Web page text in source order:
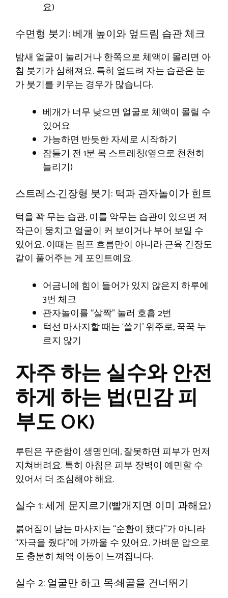
요)
수면형 붓기: 베개 높이와 엎드림 습관 체크
밤새 얼굴이 눌리거나 한쪽으로 체액이 몰리면 아
침 붓기가 심해져요. 특히 엎드려 자는 습관은 눈
가 붓기를 키우는 경우가 많습니다.
베개가 너무 낮으면 얼굴로 체액이 몰릴 수
있어요
가능하면 반듯한 자세로 시작하기
잠들기 전 1분 목 스트레칭(옆으로 천천히
늘리기)
스트레스·긴장형 붓기: 턱과 관자놀이가 힌트
턱을 꽉 무는 습관, 이를 악무는 습관이 있으면 저
작근이 뭉치고 얼굴이 커 보이거나 부어 보일 수
있어요. 이때는 림프 흐름만이 아니라 근육 긴장도
같이 풀어주는 게 포인트예요.
어금니에 힘이 들어가 있지 않은지 하루에
3번 체크
관자놀이를 “살짝” 눌러 호흡 2번
턱선 마사지할 때는 ‘쓸기’ 위주로, 꾹꾹 누
르지 않기
자주 하는 실수와 안전
하게 하는 법(민감 피
부도 OK)
루틴은 꾸준함이 생명인데, 잘못하면 피부가 먼저
지쳐버려요. 특히 아침은 피부 장벽이 예민할 수
있어서 더 조심해야 해요.
실수 1: 세게 문지르기(빨개지면 이미 과해요)
붉어짐이 남는 마사지는 “순환이 됐다”가 아니라
“자극을 줬다”에 가까울 수 있어요. 가벼운 압으로
도 충분히 체액 이동이 느껴집니다.
실수 2: 얼굴만 하고 목·쇄골을 건너뛰기